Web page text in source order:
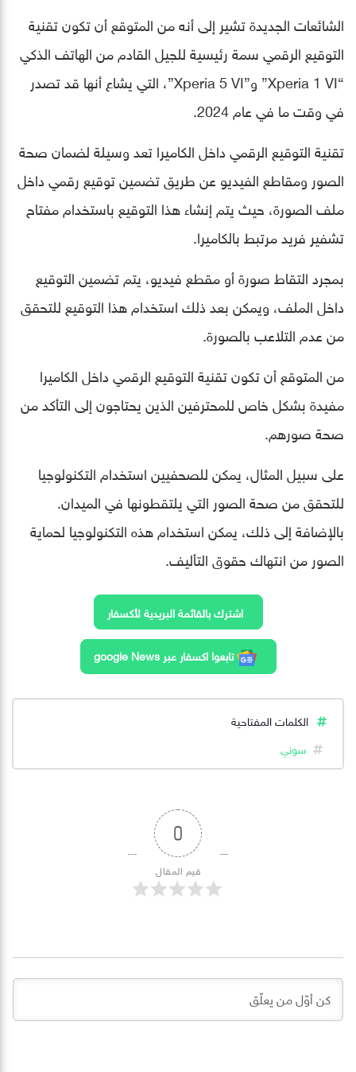
الشائعات الجديدة تشير إلى أنه من المتوقع أن تكون تقنية
التوقيع الرقمي سمة رئيسية للجيل القادم من الهاتف الذكي
“Xperia 1 VI” و”Xperia 5 VI”، التي يشاع أنها قد تصدر
في وقت ما في عام 2024.
تقنية التوقيع الرقمي داخل الكاميرا تعد وسيلة لضمان صحة
الصور ومقاطع الفيديو عن طريق تضمين توقيع رقمي داخل
ملف الصورة، حيث يتم إنشاء هذا التوقيع باستخدام مفتاح
تشفير فريد مرتبط بالكاميرا.
بمجرد التقاط صورة أو مقطع فيديو، يتم تضمين التوقيع
داخل الملف، ويمكن بعد ذلك استخدام هذا التوقيع للتحقق
من عدم التلاعب بالصورة.
من المتوقع أن تكون تقنية التوقيع الرقمي داخل الكاميرا
مفيدة بشكل خاص للمحترفين الذين يحتاجون إلى التأكد من
صحة صورهم.
على سبيل المثال، يمكن للصحفيين استخدام التكنولوجيا
للتحقق من صحة الصور التي يلتقطونها في الميدان.
بالإضافة إلى ذلك، يمكن استخدام هذه التكنولوجيا لحماية
الصور من انتهاك حقوق التأليف.
اشترك بالقائمة البريدية لأكسفار
تابعوا اكسفار عبر google News
الكلمات المفتاحية
سوني
0
قيم المقال